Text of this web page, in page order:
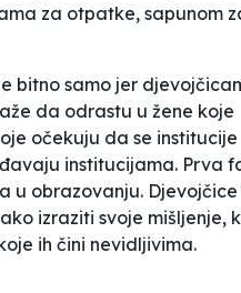
za otpatke, sapunom
bitno samo jer
da odrastu u žene koje
očekuju da se institucije
institucijama. Prva
u obrazovanju. Djevojčice
izraziti svoje mišljenje,
ih čini nevidljivima.